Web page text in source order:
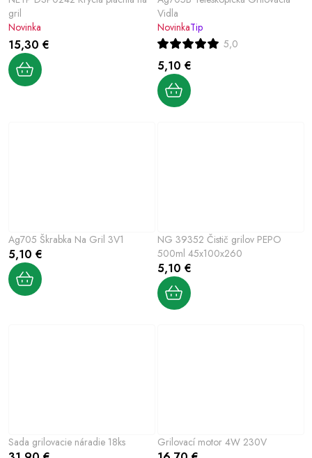
gril
15,30 €
Novinka
5,0
Vidla
5,10 €
NovinkaTip
Ag705 Škrabka Na Gril 3V1
5,10 €
NG 39352 Čistič grilov PEPO
500ml 45x100x260
5,10 €
Sada grilovacie náradie 18ks Grilovací motor 4W 230V